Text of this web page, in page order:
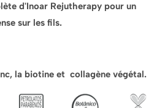
d'Inoar Rejutherapy pour un
sur les fils.
la biotine et collagène végétal.